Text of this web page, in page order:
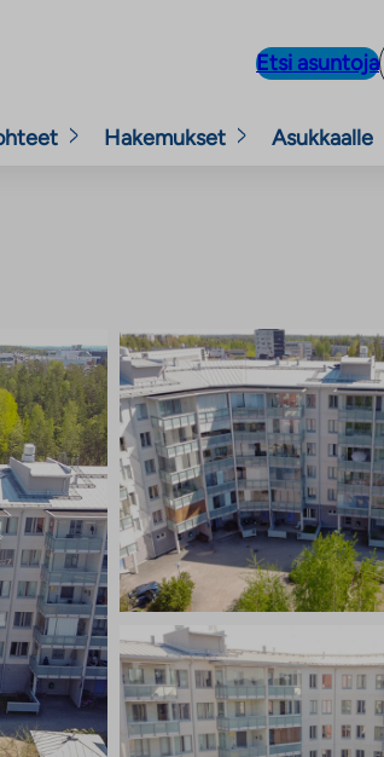
Etsi asuntoja
Hakemukset Asukkaalle